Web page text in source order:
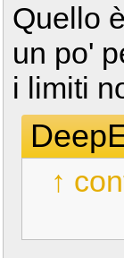
Quello
un po'
i limiti
↑